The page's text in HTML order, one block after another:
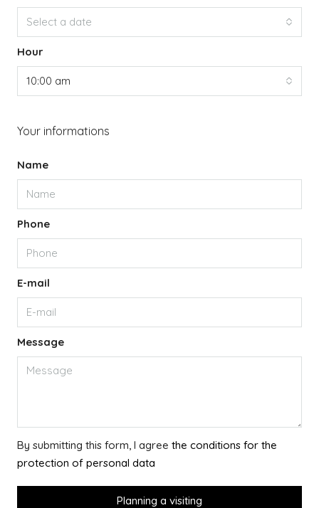
Select a date
Hour
10:00 am
Your informations
Name
Phone
E-mail
Message
By submitting this form, I agree the conditions for the
protection of personal data
Planning a visiting